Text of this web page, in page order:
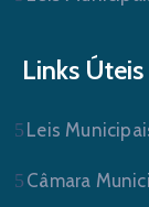
Links Úteis
Leis
Câmara